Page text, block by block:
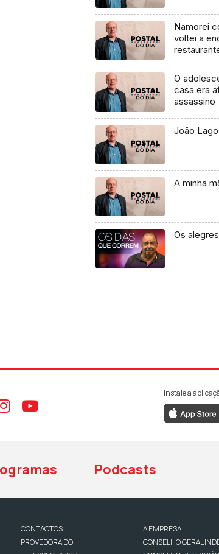
Namorei
voltei a
O
casa era
assassino
João
A minha
Os
ao Facebook da RTP
Aceder ao Instagram da RTP
Aceder ao YouTube da
Instale a
Podcasts
CONTACTOS
PROVEDORA DO
A EMPRESA
CONSELHO GERAL